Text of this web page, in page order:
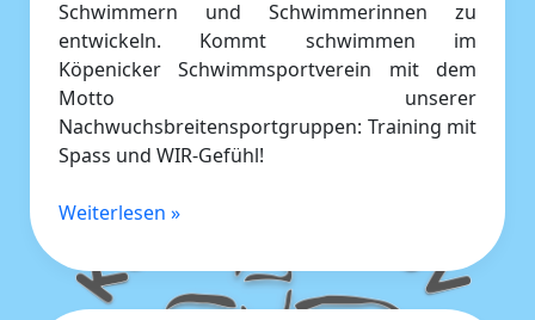
Schwimmern und Schwimmerinnen zu
entwickeln. Kommt schwimmen im
Köpenicker Schwimmsportverein mit dem
Motto unserer
Nachwuchsbreitensportgruppen: Training mit
Spass und WIR-Gefühl!
Weiterlesen »